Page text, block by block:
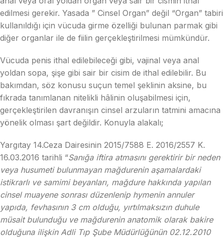
edilmesi gerekir. Yasada ” Cinsel Organ” değil “Organ” tabiri
kullanıldığı için vücuda girme özelliği bulunan parmak gibi
diğer organlar ile de fiilin gerçekleştirilmesi mümkündür.
Vücuda penis ithal edilebileceği gibi, vajinal veya anal
yoldan sopa, şişe gibi sair bir cisim de ithal edilebilir. Bu
bakımdan, söz konusu suçun temel şeklinin aksine, bu
fıkrada tanımlanan nitelikli hâlinin oluşabilmesi için,
gerçekleştirilen davranışın cinsel arzuların tatmini amacına
yönelik olması şart değildir. Konuyla alakalı;
Yargıtay 14.Ceza Dairesinin 2015/7588 E. 2016/2557 K.
16.03.2016 tarihli “Sanığa iftira atmasını gerektirir bir neden
veya husumeti bulunmayan mağdurenin aşamalardaki
istikrarlı ve samimi beyanları, mağdure hakkında yapılan
cinsel muayene sonrası düzenlenip hymenin annuler
yapıda, fevhasının 3 cm olduğu, yırtılmaksızın duhule
müsait bulunduğu ve mağdurenin anatomik olarak bakire
olduğuna ilişkin Adli Tıp Şube Müdürlüğünün 02.12.2010